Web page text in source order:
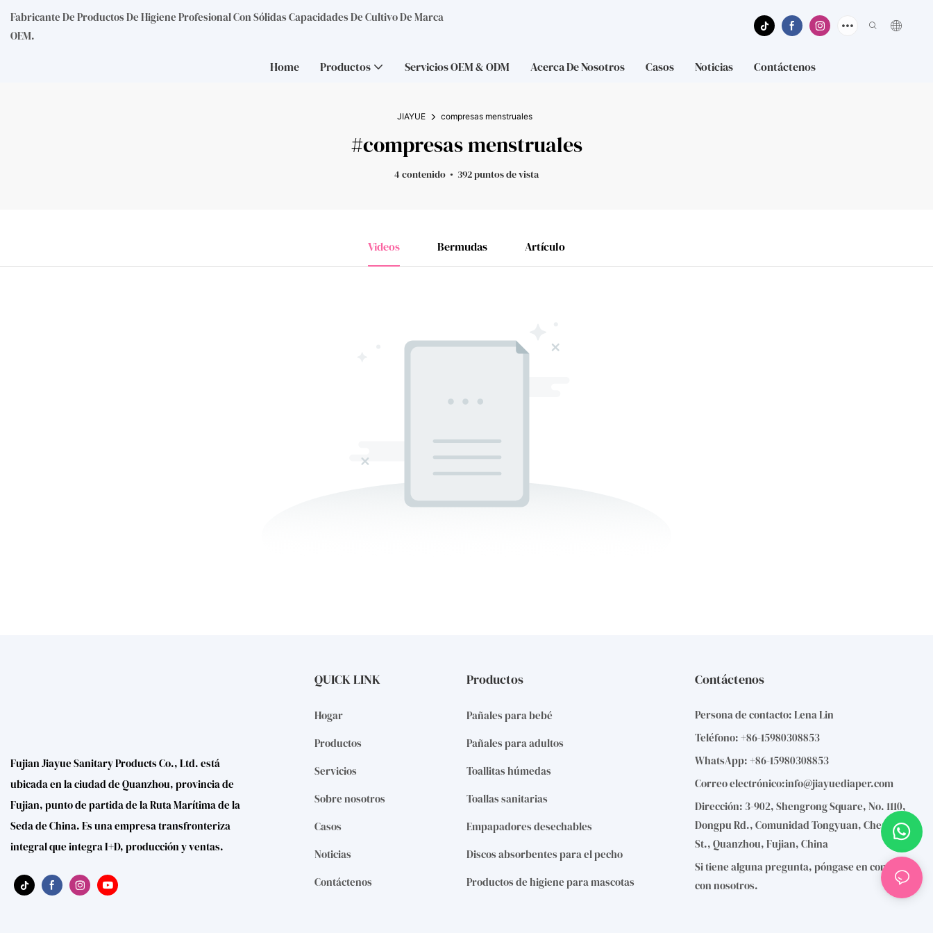
Fabricante De Productos De Higiene Profesional Con Sólidas Capacidades De Cultivo De Marca
OEM.
Home Productos Servicios OEM & ODM Acerca De Nosotros Casos Noticias Contáctenos
JIAYUE compresas menstruales
#compresas menstruales
4 contenido 392 puntos de vista
Videos Bermudas Artículo
Fujian Jiayue Sanitary Products Co., Ltd. está
ubicada en la ciudad de Quanzhou, provincia de
Fujian, punto de partida de la Ruta Marítima de la
Seda de China. Es una empresa transfronteriza
integral que integra I+D, producción y ventas.
QUICK LINK
Hogar
Productos
Servicios
Sobre nosotros
Casos
Noticias
Contáctenos
Productos
Pañales para bebé
Pañales para adultos
Toallitas húmedas
Toallas sanitarias
Empapadores desechables
Discos absorbentes para el pecho
Productos de higiene para mascotas
Contáctenos
Persona de contacto: Lena Lin
Teléfono: +86-15980308853
WhatsApp: +86-15980308853
Correo electrónico:info@jiayuediaper.com
Dirección: 3-902, Shengrong Square, No. 1110,
Dongpu Rd., Comunidad Tongyuan, Chengdong
St., Quanzhou, Fujian, China
Si tiene alguna pregunta, póngase en contacto
con nosotros.